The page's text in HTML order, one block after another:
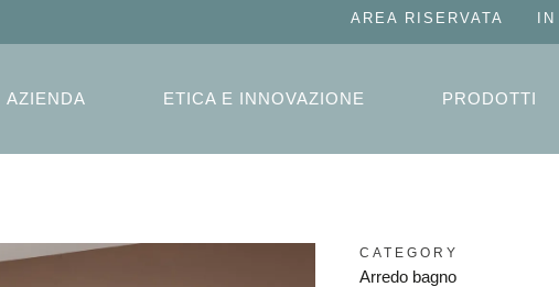
AREA RISERVATA
AZIENDA ETICA E INNOVAZIONE PRODOTTI
CATEGORY
Arredo bagno